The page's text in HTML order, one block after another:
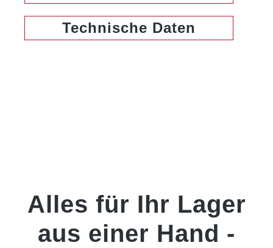
Technische Daten
Alles für Ihr Lager
aus einer Hand -